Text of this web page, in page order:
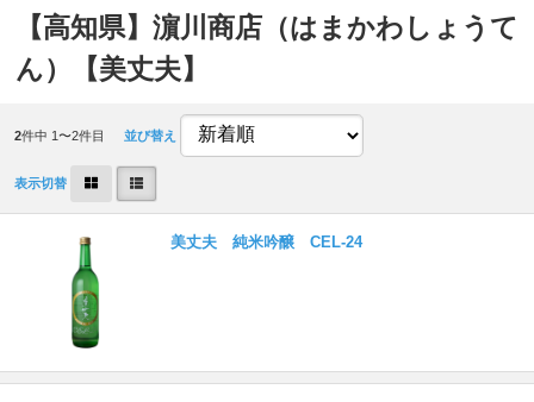
【高知県】濵川商店（はまかわしょうて
ん）【美丈夫】
2件中 1〜2件目 並び替え
表示切替
美丈夫 純米吟醸 CEL-24